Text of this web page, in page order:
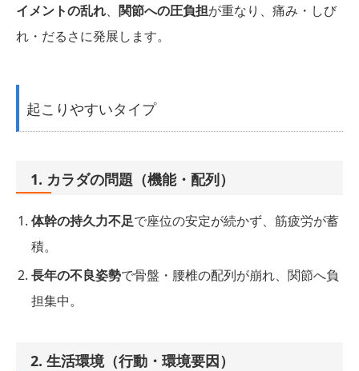
イメントの乱れ、 関節への圧負担が重なり、痛み・しび
れ・だるさに発展します。
起こりやすいタイプ
1. カラダの問題（機能・配列）
体幹の持久力不足で座位の安定が続かず、筋疲労が蓄
積。
長年の不良姿勢で骨盤・腰椎の配列が崩れ、関節へ負
担集中。
2. 生活環境（行動・環境要因）